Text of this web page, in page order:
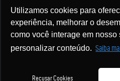
Utilizamos cookies para
experiência, melhorar o
como você interage em nosso
personalizar conteúdo. Saiba
Recusar Cookies
Santa Cruz do Sul –
(51) 3717-7300 •
Política de